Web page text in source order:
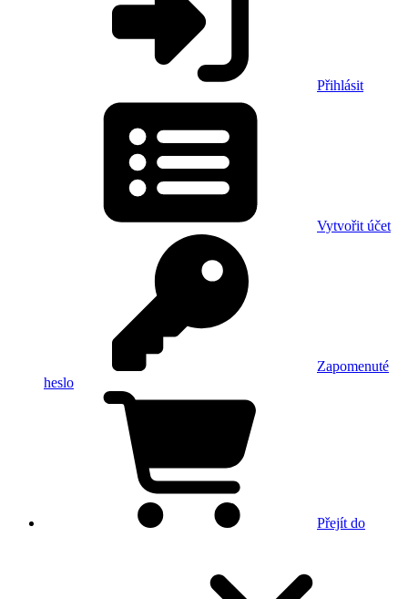
Přihlásit
Vytvořit účet
Zapomenuté
heslo
Přejít do